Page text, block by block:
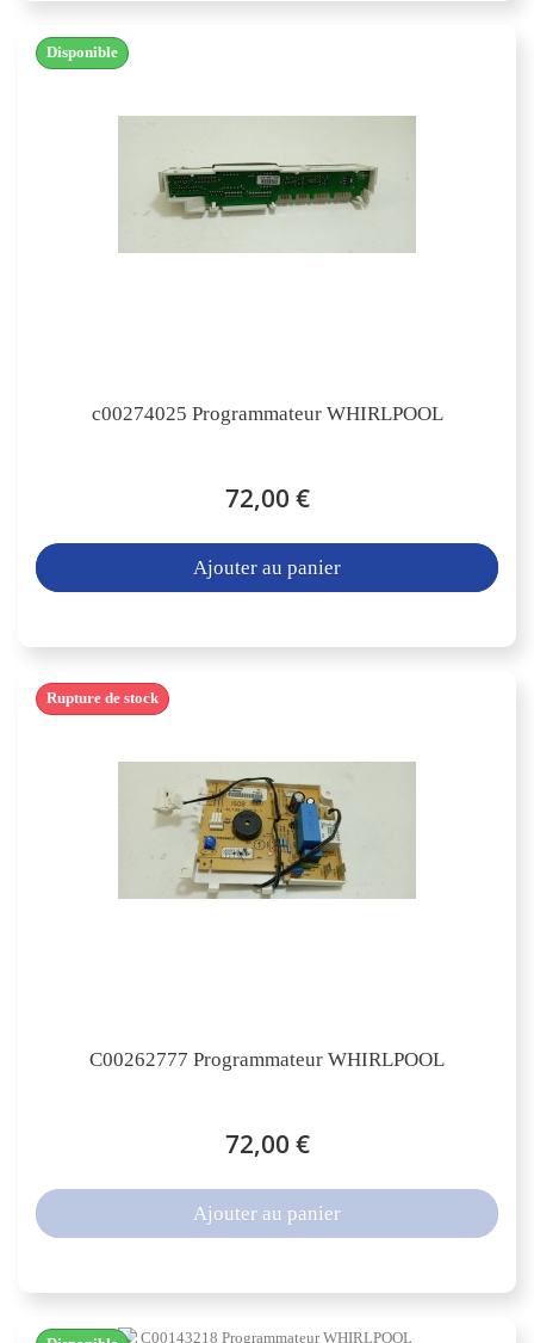
c00274025 Programmateur WHIRLPOOL
72,00 €
Disponible
Ajouter au panier
C00262777 Programmateur WHIRLPOOL
72,00 €
Rupture de stock
Ajouter au panier